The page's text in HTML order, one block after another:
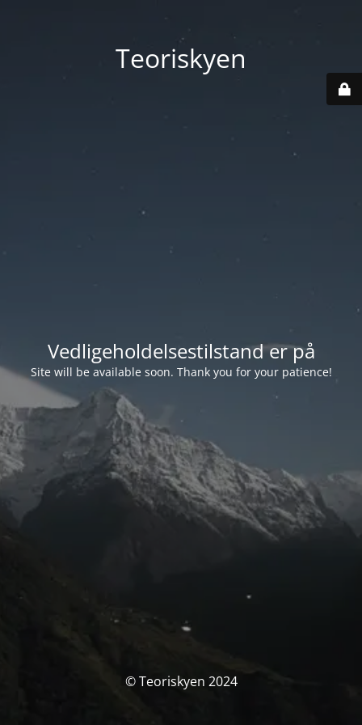
Teoriskyen
Vedligeholdelsestilstand er på
Site will be available soon. Thank you for your patience!
© Teoriskyen 2024